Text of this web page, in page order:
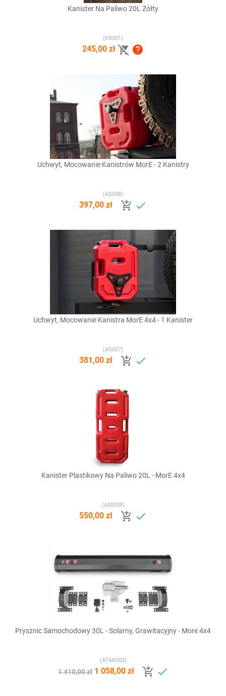
Kanister Na Paliwo 20L Żółty
(KR001)
245,00 zł  
Uchwyt, Mocowanie Kanistrów MorE - 2 Kanistry
(AS008)
397,00 zł  
Uchwyt, Mocowanie Kanistra MorE 4x4 - 1 Kanister
(AS007)
381,00 zł  
Kanister Plastikowy Na Paliwo 20L - MorE 4x4
(A00039)
550,00 zł  
Prysznic Samochodowy 30L - Solarny, Grawitacyjny - More 4x4
(ATAR002)
1 410,00 zł 1 058,00 zł  